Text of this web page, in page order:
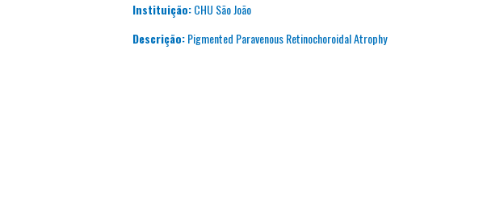
Instituição:CHU São João
Descrição:Pigmented Paravenous Retinochoroidal Atrophy